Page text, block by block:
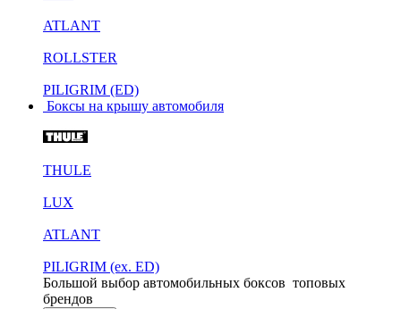
ATLANT
ROLLSTER
PILIGRIM (ED)
Боксы на крышу автомобиля
THULE
LUX
ATLANT
PILIGRIM (ex. ED)
Большой выбор автомобильных боксов топовых
брендов